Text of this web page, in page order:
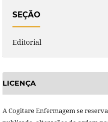
SEÇÃO
Editorial
LICENÇA
A Cogitare Enfermagem se